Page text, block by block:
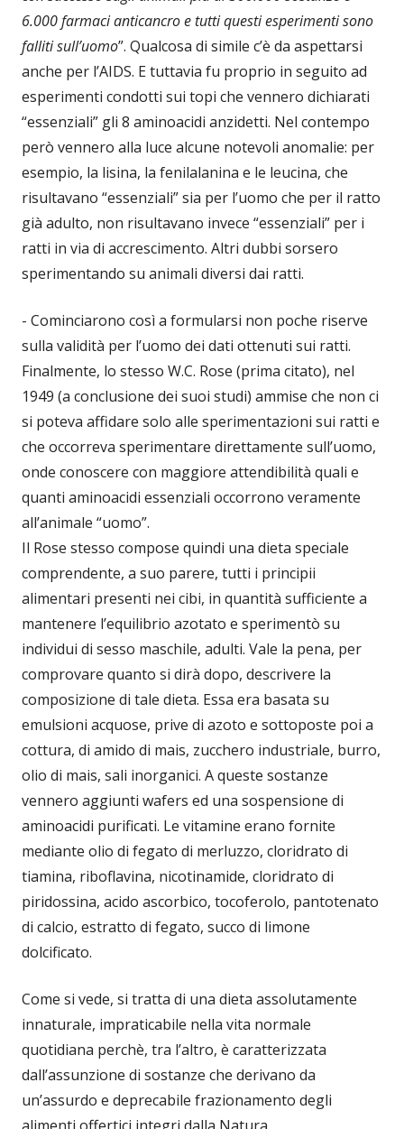
6.000 farmaci anticancro e tutti questi esperimenti sono
falliti sull’uomo”. Qualcosa di simile c’è da aspettarsi
anche per l’AIDS. E tuttavia fu proprio in seguito ad
esperimenti condotti sui topi che vennero dichiarati
“essenziali” gli 8 aminoacidi anzidetti. Nel contempo
però vennero alla luce alcune notevoli anomalie: per
esempio, la lisina, la fenilalanina e le leucina, che
risultavano “essenziali” sia per l’uomo che per il ratto
già adulto, non risultavano invece “essenziali” per i
ratti in via di accrescimento. Altri dubbi sorsero
sperimentando su animali diversi dai ratti.
- Cominciarono così a formularsi non poche riserve
sulla validità per l’uomo dei dati ottenuti sui ratti.
Finalmente, lo stesso W.C. Rose (prima citato), nel
1949 (a conclusione dei suoi studi) ammise che non ci
si poteva affidare solo alle sperimentazioni sui ratti e
che occorreva sperimentare direttamente sull’uomo,
onde conoscere con maggiore attendibilità quali e
quanti aminoacidi essenziali occorrono veramente
all’animale “uomo”.
Il Rose stesso compose quindi una dieta speciale
comprendente, a suo parere, tutti i principii
alimentari presenti nei cibi, in quantità sufficiente a
mantenere l’equilibrio azotato e sperimentò su
individui di sesso maschile, adulti. Vale la pena, per
comprovare quanto si dirà dopo, descrivere la
composizione di tale dieta. Essa era basata su
emulsioni acquose, prive di azoto e sottoposte poi a
cottura, di amido di mais, zucchero industriale, burro,
olio di mais, sali inorganici. A queste sostanze
vennero aggiunti wafers ed una sospensione di
aminoacidi purificati. Le vitamine erano fornite
mediante olio di fegato di merluzzo, cloridrato di
tiamina, riboflavina, nicotinamide, cloridrato di
piridossina, acido ascorbico, tocoferolo, pantotenato
di calcio, estratto di fegato, succo di limone
dolcificato.
Come si vede, si tratta di una dieta assolutamente
innaturale, impraticabile nella vita normale
quotidiana perchè, tra l’altro, è caratterizzata
dall’assunzione di sostanze che derivano da
un’assurdo e deprecabile frazionamento degli
alimenti offertici integri dalla Natura.